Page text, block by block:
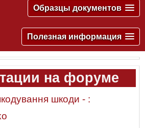
Образцы документов
Полезная информация
на форуме
шкоди - :